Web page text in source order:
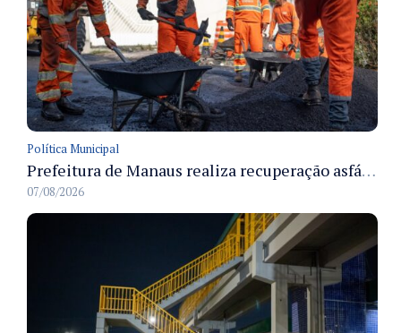
Política Municipal
Prefeitura de Manaus realiza recuperação asfáltica na rua Canário do Campo e amplia mobilidade na zona Norte
07/08/2026